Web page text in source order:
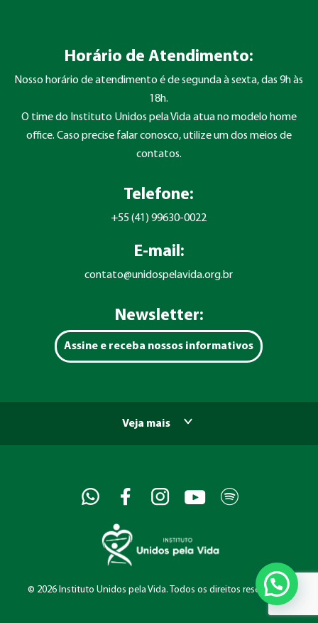
Horário de Atendimento:
Nosso horário de atendimento é de segunda à sexta, das 9h às
18h.
O time do Instituto Unidos pela Vida atua no modelo home
office. Caso precise falar conosco, utilize um dos meios de
contatos.
Telefone:
+55 (41) 99630-0022
E-mail:
contato@unidospelavida.org.br
Newsletter:
Assine e receba nossos informativos
Veja mais
© 2026 Instituto Unidos pela Vida. Todos os direitos reservados.